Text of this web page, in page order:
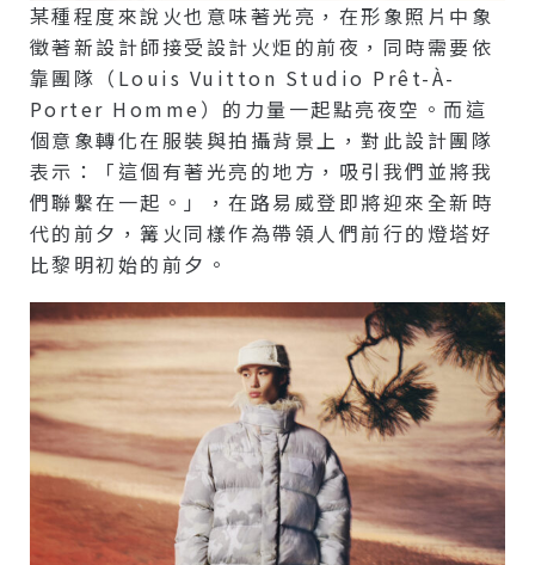
某種程度來說火也意味著光亮，在形象照片中象
徵著新設計師接受設計火炬的前夜，同時需要依
靠團隊（Louis Vuitton Studio Prêt-À-
Porter Homme）的力量一起點亮夜空。而這
個意象轉化在服裝與拍攝背景上，對此設計團隊
表示：「這個有著光亮的地方，吸引我們並將我
們聯繫在一起。」，在路易威登即將迎來全新時
代的前夕，篝火同樣作為帶領人們前行的燈塔好
比黎明初始的前夕。